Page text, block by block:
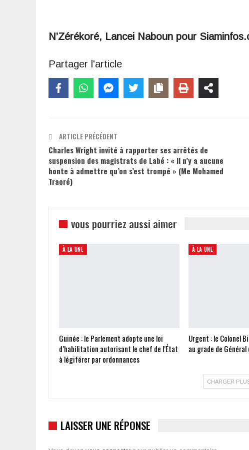
N’Zérékoré, Lancei Naboun pour
Partager l'article
ARTICLE PRÉCÉDENT
Charles Wright invité à rapporter ses arrêtés de
suspension des magistrats de Labé : « Il n’y a aucune
honte à admettre qu’on s’est trompé » (Me Mohamed
Traoré)
vous pourriez aussi aimer
À LA UNE
Guinée : le Parlement adopte une loi
d’habilitation autorisant le chef de l’État
à légiférer par ordonnances
À LA UNE
Urgent : le Colonel
au grade de
CHARGER
LAISSER UNE RÉPONSE